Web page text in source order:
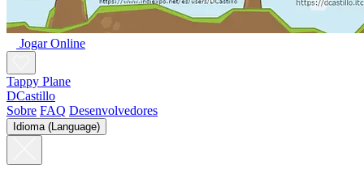
Jogar Online
Tappy Plane
DCastillo
Sobre FAQ Desenvolvedores
Idioma (Language)